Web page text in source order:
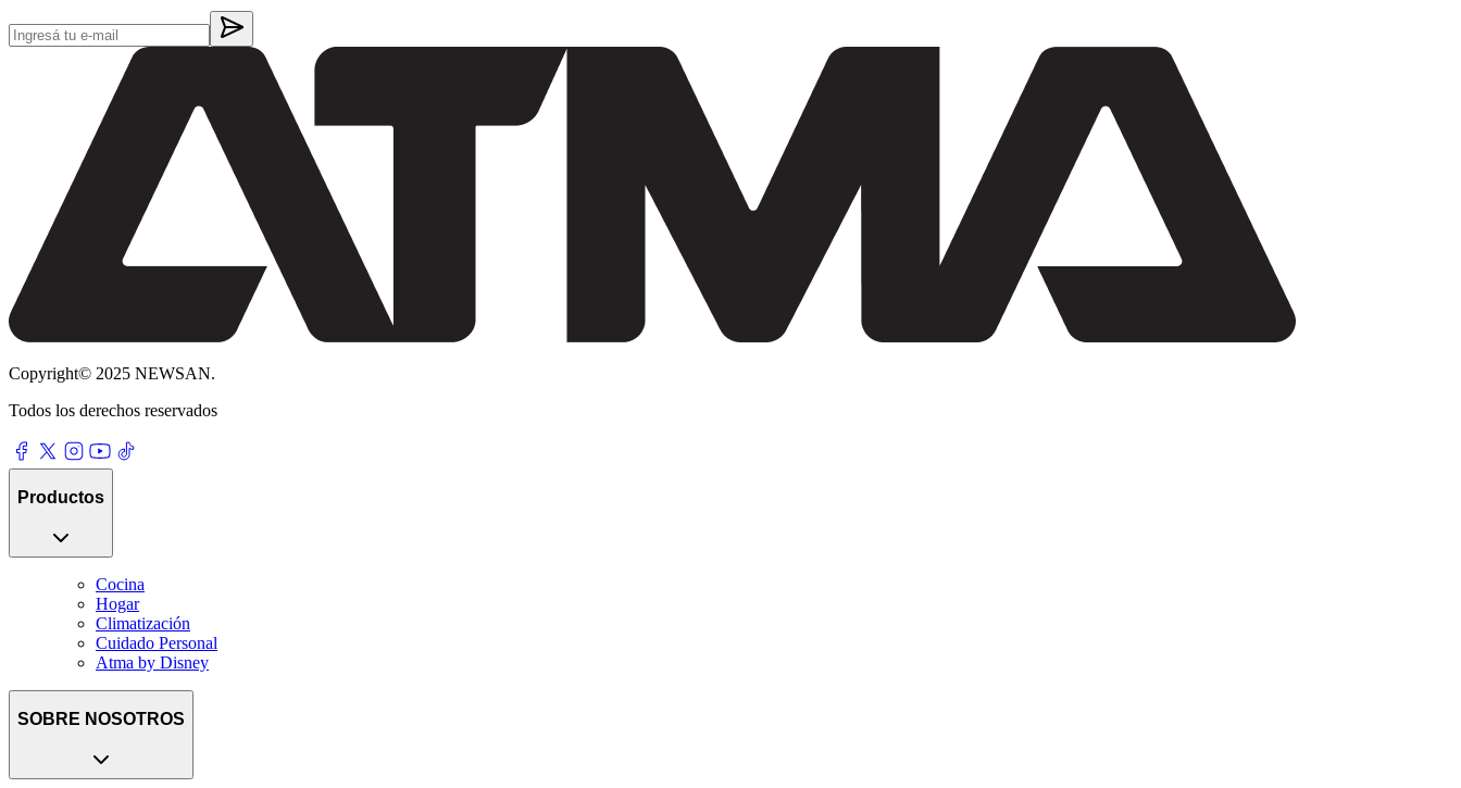
Copyright© 2025 NEWSAN.
Todos los derechos reservados
Productos
Cocina
Hogar
Climatización
Cuidado Personal
Atma by Disney
SOBRE NOSOTROS